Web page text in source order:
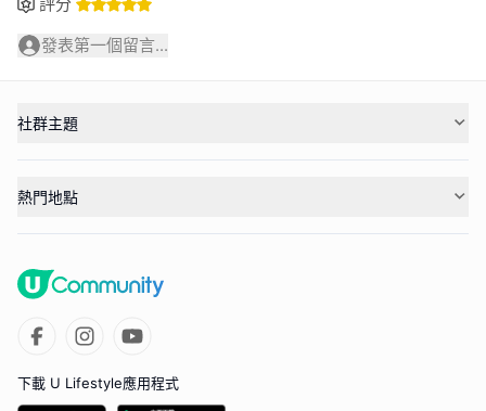
發表第一個留言...
社群主題
熱門地點
下載 U Lifestyle應用程式